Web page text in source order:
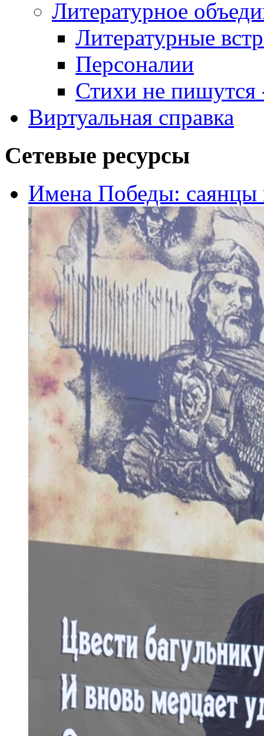
Литературное
Литературные
Персоналии
Стихи не пишутся
Виртуальная справка
Сетевые ресурсы
Имена Победы: саянцы